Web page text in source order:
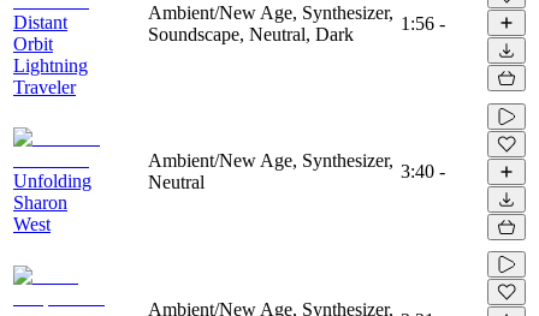
Distant
Orbit
Lightning
Traveler
Ambient/New Age, Synthesizer,
Soundscape, Neutral, Dark
1:56 -
Unfolding
Sharon
West
Ambient/New Age, Synthesizer,
Neutral
3:40 -
Ambient/New Age, Synthesizer,